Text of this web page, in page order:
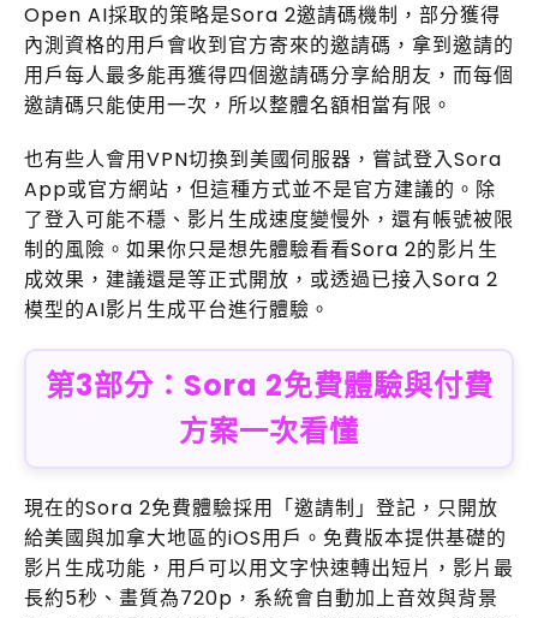
Open AI採取的策略是Sora 2邀請碼機制，部分獲得
內測資格的用戶會收到官方寄來的邀請碼，拿到邀請的
用戶每人最多能再獲得四個邀請碼分享給朋友，而每個
邀請碼只能使用一次，所以整體名額相當有限。
也有些人會用VPN切換到美國伺服器，嘗試登入Sora
App或官方網站，但這種方式並不是官方建議的。除
了登入可能不穩、影片生成速度變慢外，還有帳號被限
制的風險。如果你只是想先體驗看看Sora 2的影片生
成效果，建議還是等正式開放，或透過已接入Sora 2
模型的AI影片生成平台進行體驗。
第3部分：Sora 2免費體驗與付費
方案一次看懂
現在的Sora 2免費體驗採用「邀請制」登記，只開放
給美國與加拿大地區的iOS用戶。免費版本提供基礎的
影片生成功能，用戶可以用文字快速轉出短片，影片最
長約5秒、畫質為720p，系統會自動加上音效與背景